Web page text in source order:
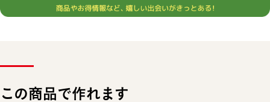
この商品で作れます